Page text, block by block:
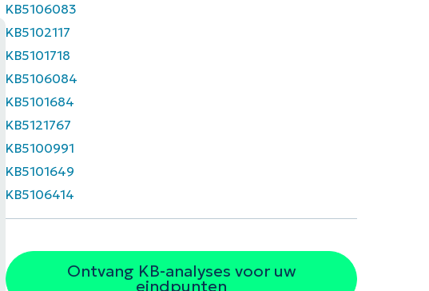
KB5106083
KB5102117
KB5101718
KB5106084
KB5101684
KB5121767
KB5100991
KB5101649
KB5106414
Ontvang KB-analyses voor uw
eindpunten